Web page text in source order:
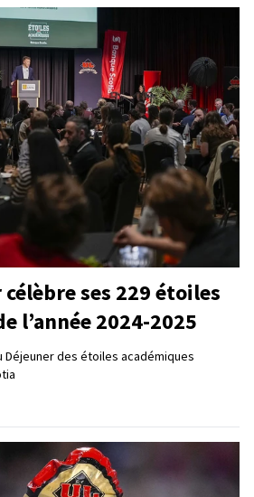
célèbre ses 229 étoiles
l’année 2024-2025
Déjeuner des étoiles académiques